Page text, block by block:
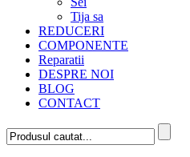
Tija sa
REDUCERI
COMPONENTE
Reparatii
DESPRE NOI
BLOG
CONTACT